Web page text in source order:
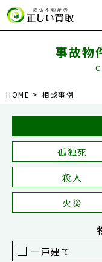
事故物
HOME 相談事例
孤独死
殺人
火災
一戸建て